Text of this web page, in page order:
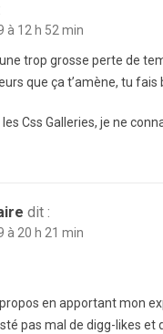
à 12 h 52 min
une trop grosse perte de
que ça t’amène, tu fais
Css Galleries, je ne
dit :
à 20 h 21 min
en apportant mon
pas mal de digg-likes et